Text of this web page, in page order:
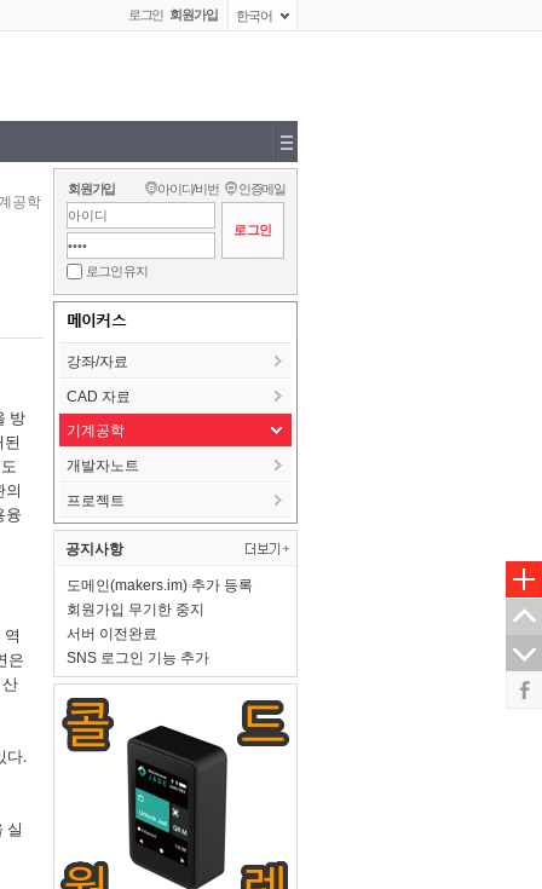
로그인 회원가입 한국어
공학
방
의
융
은
다.
실
회원가입 아이디/비번 인증메일
로그인 유지
메이커스
강좌/자료
CAD 자료
기계공학
개발자노트
프로젝트
공지사항
도메인(makers.im) 추가 등록
회원가입 무기한 중지
서버 이전완료
SNS 로그인 기능 추가